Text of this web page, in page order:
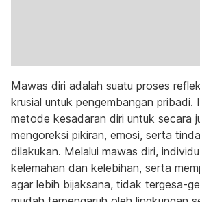
Mawas diri adalah suatu proses
krusial untuk pengembangan pribadi.
metode kesadaran diri untuk secara
mengoreksi pikiran, emosi, serta
dilakukan. Melalui mawas diri,
kelemahan dan kelebihan, serta
agar lebih bijaksana, tidak tergesa-